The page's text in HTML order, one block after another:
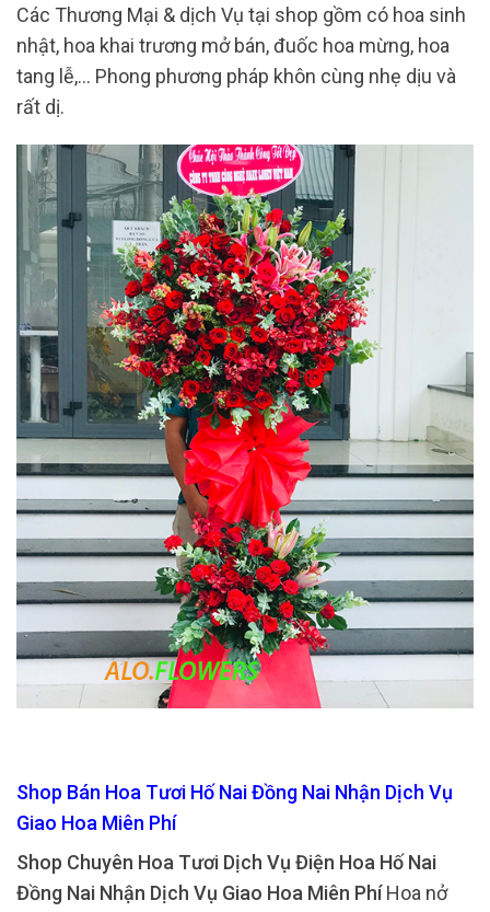
Các Thương Mại & dịch Vụ tại shop gồm có hoa sinh
nhật, hoa khai trương mở bán, đuốc hoa mừng, hoa
tang lễ,… Phong phương pháp khôn cùng nhẹ dịu và
rất dị.
Shop Bán Hoa Tươi Hố Nai Đồng Nai Nhận Dịch Vụ
Giao Hoa Miên Phí
Shop Chuyên Hoa Tươi Dịch Vụ Điện Hoa Hố Nai
Đồng Nai Nhận Dịch Vụ Giao Hoa Miên PhíHoa nở